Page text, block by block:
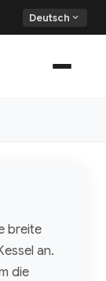
Deutsch expand_more
breite
an.
die